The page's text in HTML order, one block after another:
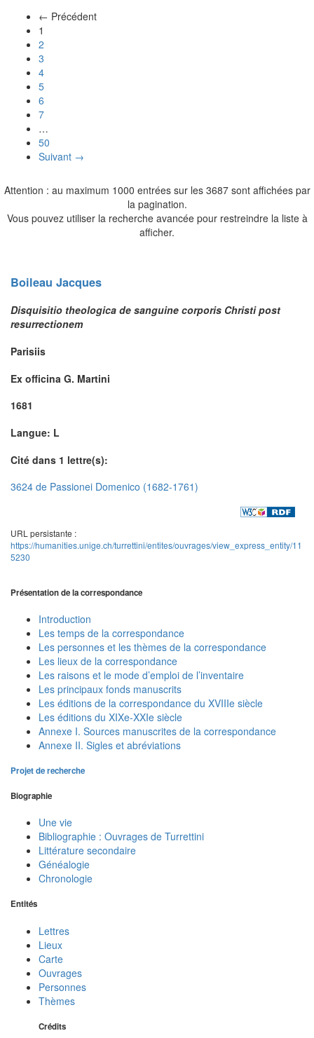
← Précédent
1
2
3
4
5
6
7
…
50
Suivant →
Attention : au maximum 1000 entrées sur les 3687 sont affichées par
la pagination.
Vous pouvez utiliser la recherche avancée pour restreindre la liste à
afficher.
Boileau Jacques
Disquisitio theologica de sanguine corporis Christi post
resurrectionem
Parisiis
Ex officina G. Martini
1681
Langue: L
Cité dans 1 lettre(s):
3624 de Passionei Domenico (1682-1761)
URL persistante :
https://humanities.unige.ch/turrettini/entites/ouvrages/view_express_entity/11
5230
Présentation de la correspondance
Introduction
Les temps de la correspondance
Les personnes et les thèmes de la correspondance
Les lieux de la correspondance
Les raisons et le mode d’emploi de l’inventaire
Les principaux fonds manuscrits
Les éditions de la correspondance du XVIIIe siècle
Les éditions du XIXe-XXIe siècle
Annexe I. Sources manuscrites de la correspondance
Annexe II. Sigles et abréviations
Projet de recherche
Biographie
Une vie
Bibliographie : Ouvrages de Turrettini
Littérature secondaire
Généalogie
Chronologie
Entités
Lettres
Lieux
Carte
Ouvrages
Personnes
Thèmes
Crédits